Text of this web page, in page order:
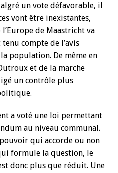
un vote défavorable, il
vont être inexistantes,
de Maastricht va
compte de l’avis
population. De même en
et de la marche
un contrôle plus
a voté une loi permettant
au niveau communal.
qui accorde ou non
formule la question, le
donc plus que réduit. Une